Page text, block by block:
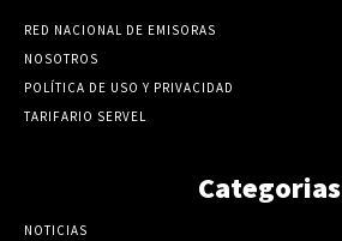
RED NACIONAL DE EMISORAS
NOSOTROS
POLÍTICA DE USO Y PRIVACIDAD
TARIFARIO SERVEL
Categorias
NOTICIAS